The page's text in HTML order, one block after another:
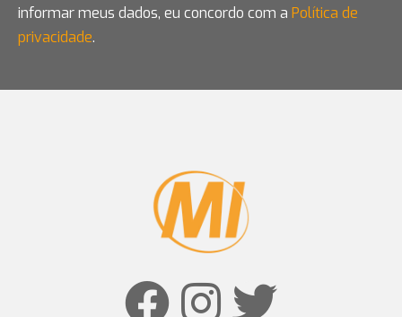
informar meus dados, eu concordo com a Política de
privacidade.